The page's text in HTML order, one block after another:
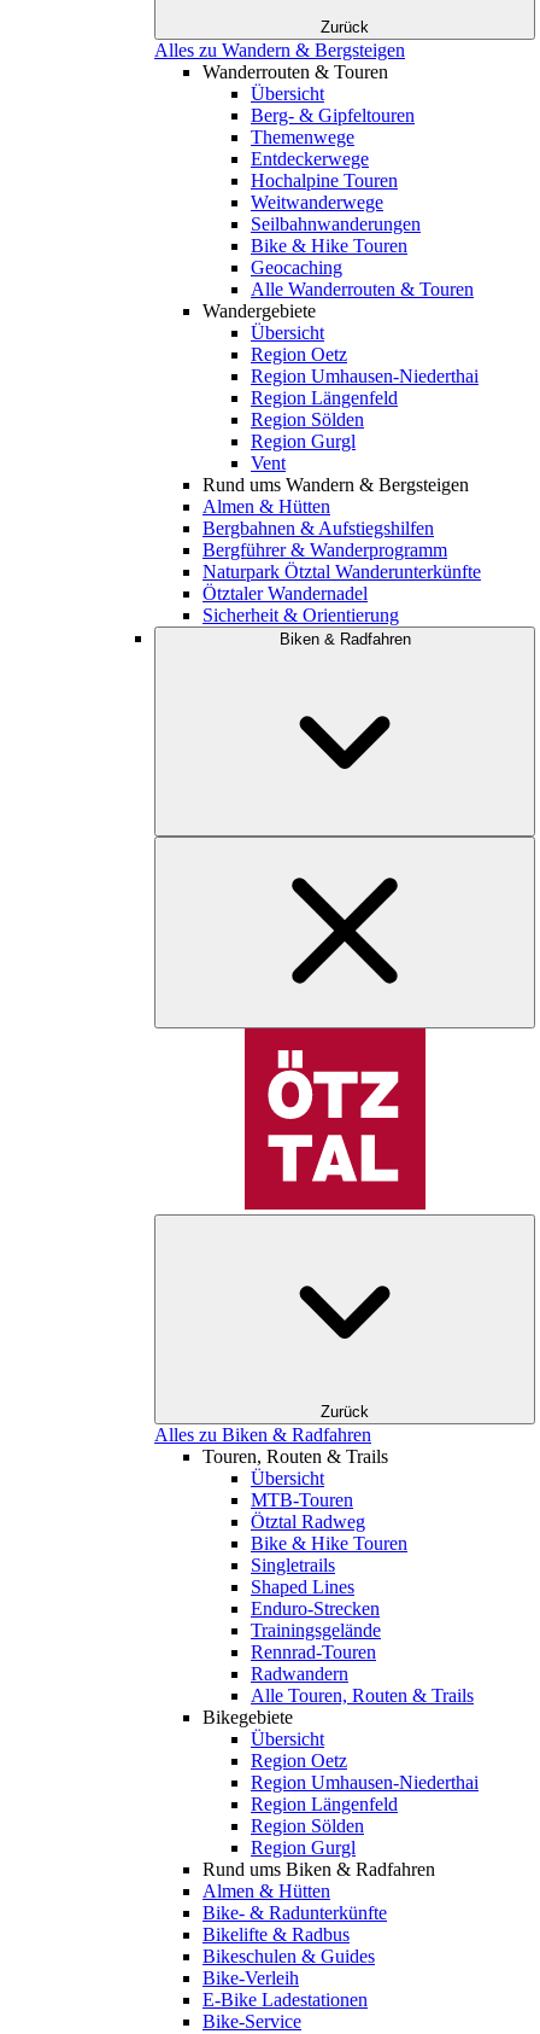
Zurück
Alles zu Wandern & Bergsteigen
Wanderrouten & Touren
Übersicht
Berg- & Gipfeltouren
Themenwege
Entdeckerwege
Hochalpine Touren
Weitwanderwege
Seilbahnwanderungen
Bike & Hike Touren
Geocaching
Alle Wanderrouten & Touren
Wandergebiete
Übersicht
Region Oetz
Region Umhausen-Niederthai
Region Längenfeld
Region Sölden
Region Gurgl
Vent
Rund ums Wandern & Bergsteigen
Almen & Hütten
Bergbahnen & Aufstiegshilfen
Bergführer & Wanderprogramm
Naturpark Ötztal Wanderunterkünfte
Ötztaler Wandernadel
Sicherheit & Orientierung
Biken & Radfahren
Zurück
Alles zu Biken & Radfahren
Touren, Routen & Trails
Übersicht
MTB-Touren
Ötztal Radweg
Bike & Hike Touren
Singletrails
Shaped Lines
Enduro-Strecken
Trainingsgelände
Rennrad-Touren
Radwandern
Alle Touren, Routen & Trails
Bikegebiete
Übersicht
Region Oetz
Region Umhausen-Niederthai
Region Längenfeld
Region Sölden
Region Gurgl
Rund ums Biken & Radfahren
Almen & Hütten
Bike- & Radunterkünfte
Bikelifte & Radbus
Bikeschulen & Guides
Bike-Verleih
E-Bike Ladestationen
Bike-Service